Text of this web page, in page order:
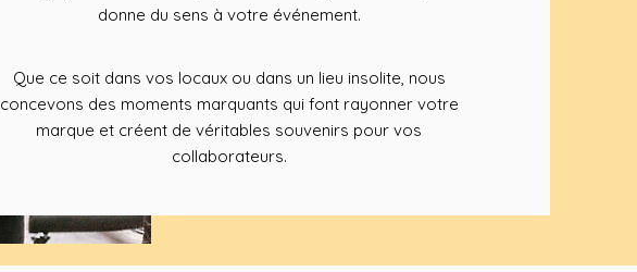
donne du sens à votre événement.
Que ce soit dans vos locaux ou dans un lieu insolite, nous
concevons des moments marquants qui font rayonner votre
marque et créent de véritables souvenirs pour vos
collaborateurs.